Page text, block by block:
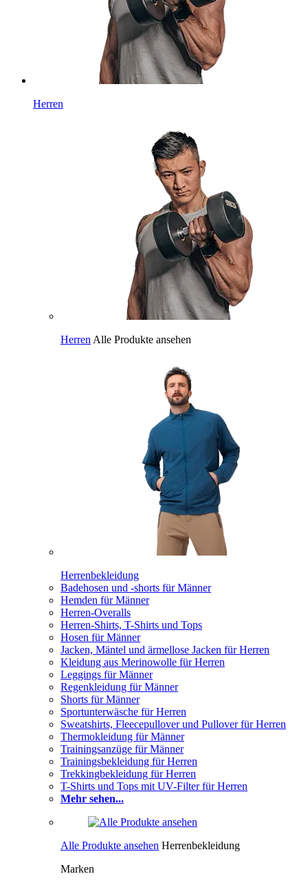
Herren
Herren Alle Produkte ansehen
Herrenbekleidung
Badehosen und -shorts für Männer
Hemden für Männer
Herren-Overalls
Herren-Shirts, T-Shirts und Tops
Hosen für Männer
Jacken, Mäntel und ärmellose Jacken für Herren
Kleidung aus Merinowolle für Herren
Leggings für Männer
Regenkleidung für Männer
Shorts für Männer
Sportunterwäsche für Herren
Sweatshirts, Fleecepullover und Pullover für Herren
Thermokleidung für Männer
Trainingsanzüge für Männer
Trainingsbekleidung für Herren
Trekkingbekleidung für Herren
T-Shirts und Tops mit UV-Filter für Herren
Mehr sehen...
Alle Produkte ansehen Herrenbekleidung
Marken